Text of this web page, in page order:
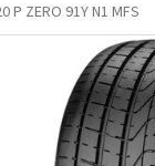
P ZERO 91Y N1 MFS